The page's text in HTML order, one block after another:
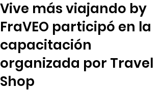
Vive más viajando by
FraVEO participó en la
capacitación
organizada por Travel
Shop